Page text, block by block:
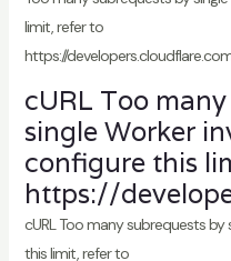
limit, refer to
https://
cURL Too
single Worker
configure this
https://
cURL Too many subrequests by
this limit, refer to